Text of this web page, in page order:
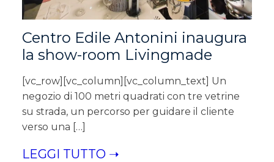
Centro Edile Antonini inaugura
la show-room Livingmade
[vc_row][vc_column][vc_column_text] Un
negozio di 100 metri quadrati con tre vetrine
su strada, un percorso per guidare il cliente
verso una […]
LEGGI TUTTO ➝